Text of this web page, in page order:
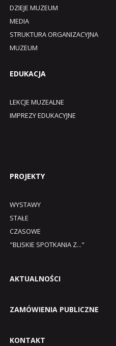
DZIEJE MUZEUM
MEDIA
STRUKTURA ORGANIZACYJNA
MUZEUM
EDUKACJA
LEKCJE MUZEALNE
IMPREZY EDUKACYJNE
PROJEKTY
WYSTAWY
STAŁE
CZASOWE
"BLISKIE SPOTKANIA Z..."
AKTUALNOŚCI
ZAMÓWIENIA PUBLICZNE
KONTAKT